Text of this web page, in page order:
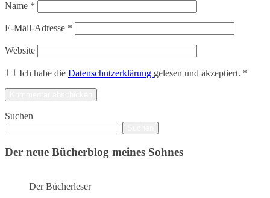
Name *
E-Mail-Adresse *
Website
Ich habe die Datenschutzerklärung gelesen und akzeptiert. *
Suchen
Der neue Bücherblog meines Sohnes
Der Bücherleser